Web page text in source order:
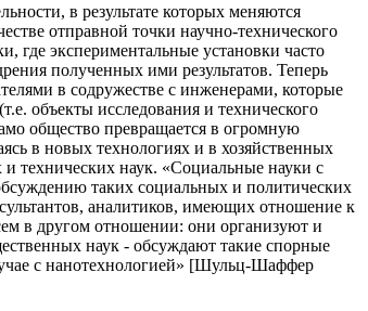
в результате которых меняются
отправной точки научно-технического
где экспериментальные установки часто
полученных ими результатов. Теперь
в содружестве с инженерами, которые
объекты исследования и технического
общество превращается в огромную
в новых технологиях и в хозяйственных
и технических наук. «Социальные науки с
таких социальных и политических
аналитиков, имеющих отношение к
в другом отношении: они организуют и
наук - обсуждают такие спорные
с нанотехнологией» [Шульц-Шаффер